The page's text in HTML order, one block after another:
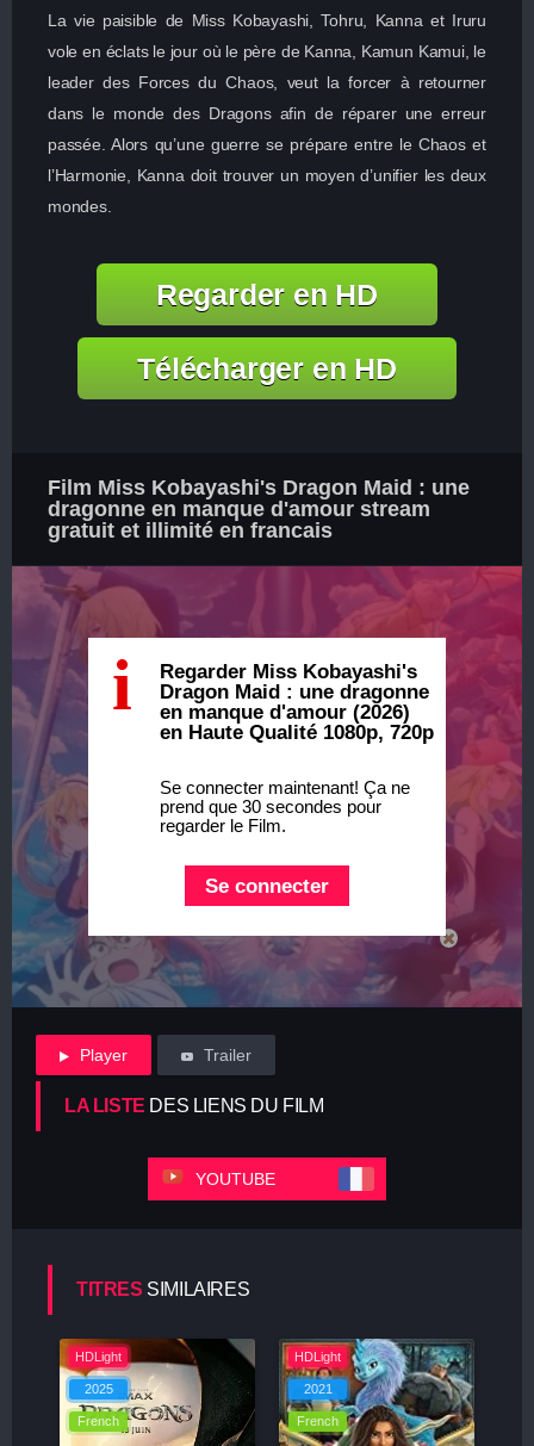
La vie paisible de Miss Kobayashi, Tohru, Kanna et Iruru
vole en éclats le jour où le père de Kanna, Kamun Kamui, le
leader des Forces du Chaos, veut la forcer à retourner
dans le monde des Dragons afin de réparer une erreur
passée. Alors qu’une guerre se prépare entre le Chaos et
l’Harmonie, Kanna doit trouver un moyen d’unifier les deux
mondes.
Regarder en HD
Télécharger en HD
Film Miss Kobayashi's Dragon Maid : une
dragonne en manque d'amour stream
gratuit et illimité en francais
i
Regarder Miss Kobayashi's
Dragon Maid : une dragonne
en manque d'amour (2026)
en Haute Qualité 1080p, 720p
Se connecter maintenant! Ça ne
prend que 30 secondes pour
regarder le Film.
Se connecter
Player Trailer
LA LISTE DES LIENS DU FILM
YOUTUBE
TITRES SIMILAIRES
HDLight
2025
French
HDLight
2021
French